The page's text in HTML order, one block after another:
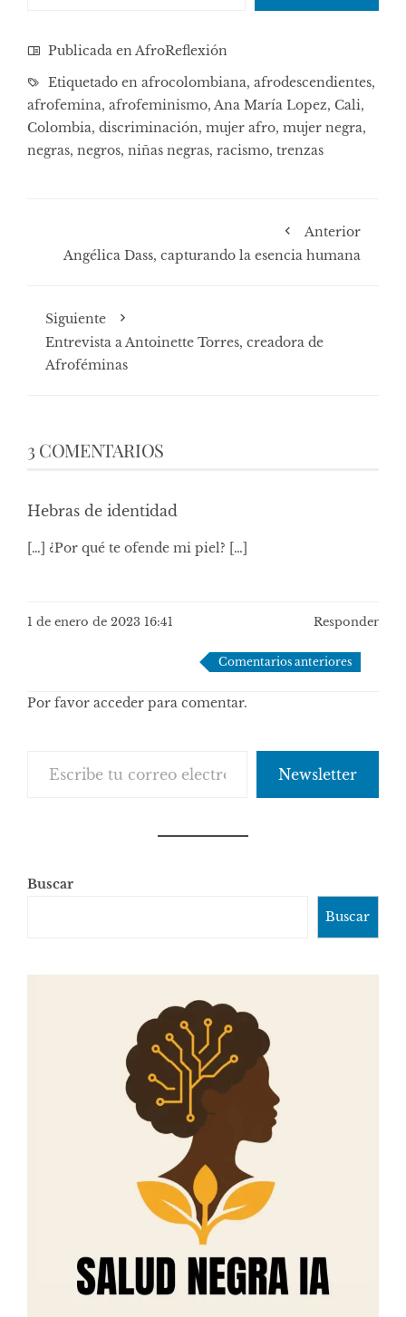
Publicada enAfroReflexión
Etiquetado en afrocolombiana, afrodescendientes,
afrofemina, afrofeminismo, Ana María Lopez, Cali,
Colombia, discriminación, mujer afro, mujer negra,
negras, negros, niñas negras, racismo, trenzas
Anterior
Angélica Dass, capturando la esencia humana
Siguiente
Entrevista a Antoinette Torres, creadora de
Afroféminas
3 COMENTARIOS
Hebras de identidad
[…] ¿Por qué te ofende mi piel? […]
1 de enero de 2023 16:41 Responder
comentarios
Comentarios anteriores
Por favor acceder para comentar.
Newsletter
Buscar
Buscar